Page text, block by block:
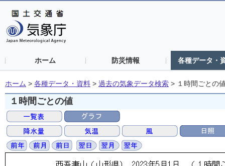
ホーム 防災情報 各種データ・
ホーム > 各種データ・資料 > 過去の気象データ検索 > １時間ごとの
１時間ごとの値